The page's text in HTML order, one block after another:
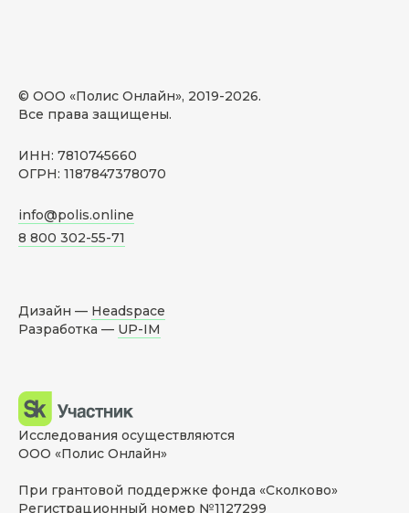
© ООО «Полис Онлайн», 2019-2026.
Все права защищены.
ИНН: 7810745660
ОГРН: 1187847378070
info@polis.online
8 800 302-55-71
Дизайн — Headspace
Разработка — UP-IM
Исследования осуществляются
ООО «Полис Онлайн»
При грантовой поддержке фонда «Сколково»
Регистрационный номер №1127299